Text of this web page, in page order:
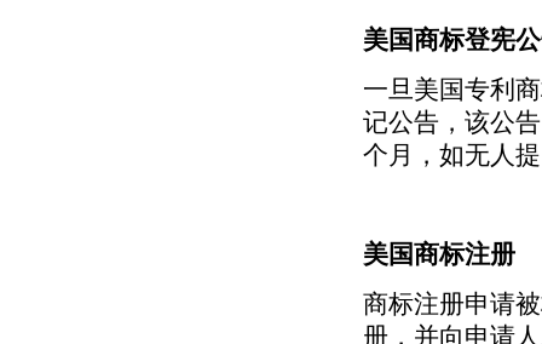
美国商标登宪
一旦美国专利
记公告，该公
个月，如无人
美国商标注册
商标注册申请
册，并向申请